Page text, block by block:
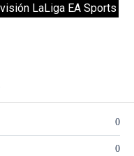
LaLiga EA Sports